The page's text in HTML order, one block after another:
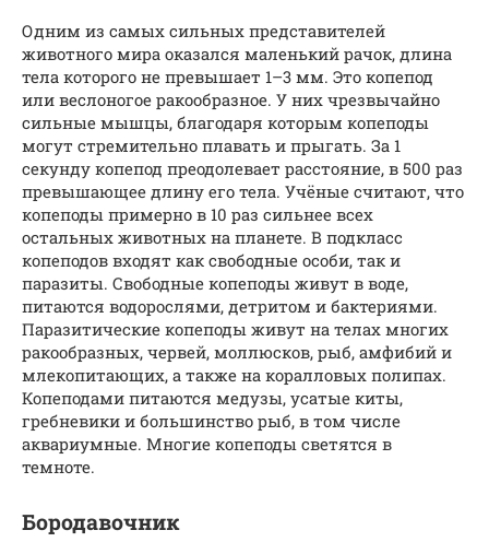
Одним из самых сильных представителей
животного мира оказался маленький рачок, длина
тела которого не превышает 1–3 мм. Это копепод
или веслоногое ракообразное. У них чрезвычайно
сильные мышцы, благодаря которым копеподы
могут стремительно плавать и прыгать. За 1
секунду копепод преодолевает расстояние, в 500 раз
превышающее длину его тела. Учёные считают, что
копеподы примерно в 10 раз сильнее всех
остальных животных на планете. В подкласс
копеподов входят как свободные особи, так и
паразиты. Свободные копеподы живут в воде,
питаются водорослями, детритом и бактериями.
Паразитические копеподы живут на телах многих
ракообразных, червей, моллюсков, рыб, амфибий и
млекопитающих, а также на коралловых полипах.
Копеподами питаются медузы, усатые киты,
гребневики и большинство рыб, в том числе
аквариумные. Многие копеподы светятся в
темноте.
Бородавочник